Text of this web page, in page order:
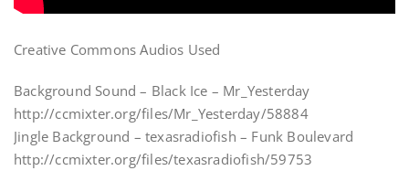
Creative Commons Audios Used
Background Sound – Black Ice – Mr_Yesterday
http://ccmixter.org/files/Mr_Yesterday/58884
Jingle Background – texasradiofish – Funk Boulevard
http://ccmixter.org/files/texasradiofish/59753